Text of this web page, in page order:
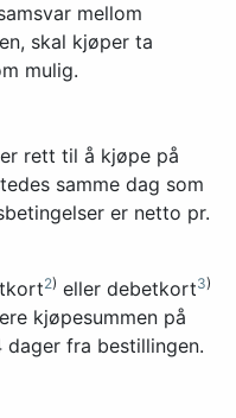
mellom
skal kjøper ta
mulig.
rett til å kjøpe på
samme dag som
er netto pr.
2) eller debetkort3)
kjøpesummen på
fra bestillingen.